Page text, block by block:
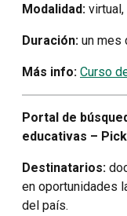
Modalidad:
Duración: un mes
Más info: Curso
Portal de
educativas –
Destinatarios:
en oportunidades
del país.